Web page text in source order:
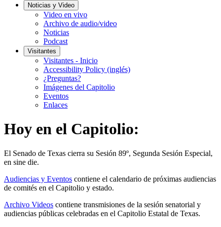
Noticias y Video
Video en vivo
Archivo de audio/video
Noticias
Podcast
Visitantes
Visitantes - Inicio
Accessibility Policy (inglés)
¿Preguntas?
Imágenes del Capitolio
Eventos
Enlaces
Hoy en el Capitolio:
El Senado de Texas cierra su Sesión 89º, Segunda Sesión Especial,
en sine die.
Audiencias y Eventos contiene el calendario de próximas audiencias
de comités en el Capitolio y estado.
Archivo Videos contiene transmisiones de la sesión senatorial y
audiencias públicas celebradas en el Capitolio Estatal de Texas.